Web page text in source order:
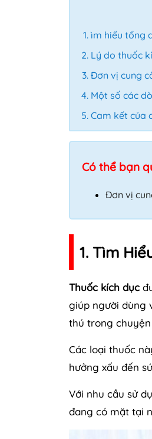
ìm hiểu tổng
Lý do thuốc
Đơn vị cung
Một số các
Cam kết của
Có thể bạn
Đơn vị
1. Tìm
Thuốc kích dục
giúp người dùng
thú trong
Các loại thuốc
hưởng xấu đến
Với nhu cầu sử
đang có mặt tại